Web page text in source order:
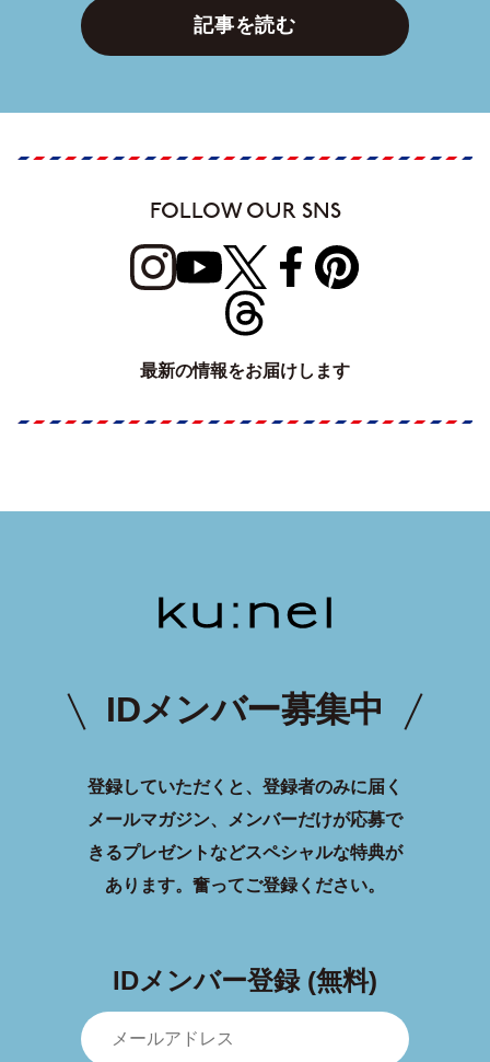
記事を読む
FOLLOW OUR SNS
最新の情報をお届けします
IDメンバー募集中
登録していただくと、登録者のみに届く
メールマガジン、メンバーだけが応募で
きるプレゼントなどスペシャルな特典が
あります。 奮ってご登録ください。
IDメンバー登録 (無料)